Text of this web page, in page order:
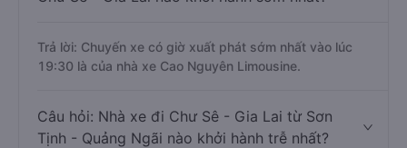
Trả lời: Chuyến xe có giờ xuất phát sớm nhất vào lúc
19:30 là của nhà xe Cao Nguyên Limousine.
Câu hỏi: Nhà xe đi Chư Sê - Gia Lai từ Sơn
Tịnh - Quảng Ngãi nào khởi hành trễ nhất?